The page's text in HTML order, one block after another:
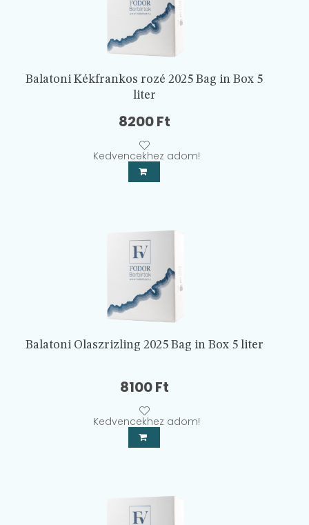
Balatoni Kékfrankos rozé 2025 Bag in Box 5
liter
8200Ft
Kedvencekhez adom!
Balatoni Olaszrizling 2025 Bag in Box 5 liter
8100Ft
Kedvencekhez adom!